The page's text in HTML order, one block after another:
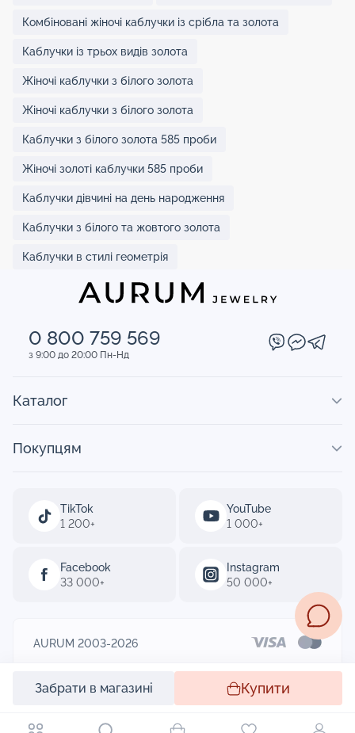
Забрати в магазині Купити
Комбіновані жіночі каблучки із срібла та золота
Каблучки із трьох видів золота
Жіночі каблучки з білого золота
Жіночі каблучки з білого золота
Каблучки з білого золота 585 проби
Жіночі золоті каблучки 585 проби
Каблучки дівчині на день народження
Каблучки з білого та жовтого золота
Каблучки в стилі геометрія
0 800 759 569
з 9:00 до 20:00 Пн-Нд
TikTok
1 200+
YouTube
1 000+
Facebook
33 000+
Instagram
50 000+
Каталог
Покупцям
AURUM 2003-2026